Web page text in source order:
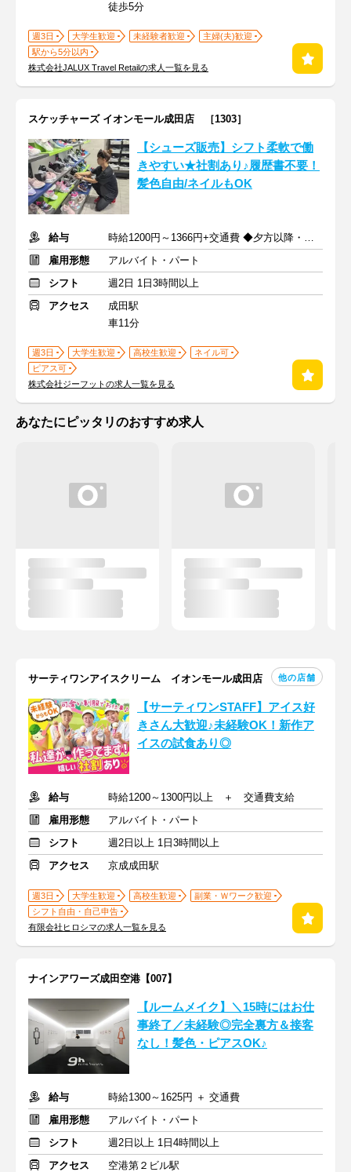
徒歩5分
週3日 大学生歓迎 未経験者歓迎
主婦(夫)歓迎
駅から5分以内
株式会社JALUX Travel Retailの求人一覧を見る
スケッチャーズ イオンモール成田店 ［1303］
【シューズ販売】シフト柔軟で働
きやすい★社割あり♪履歴書不要！
髪色自由/ネイルもOK
給与
時給1200円～1366円+交通費 ◆夕方以降・日祝加給あり！
雇用形態
アルバイト・パート
シフト
週2日 1日3時間以上
アクセス
成田駅
車11分
週3日 大学生歓迎 高校生歓迎
ネイル可
ピアス可
株式会社ジーフットの求人一覧を見る
あなたにピッタリのおすすめ求人
サーティワンアイスクリーム イオンモール成田店 他の店舗
【サーティワンSTAFF】アイス好
きさん大歓迎♪未経験OK！新作ア
イスの試食あり◎
給与
時給1200～1300円以上 ＋ 交通費支給
雇用形態
アルバイト・パート
シフト
週2日以上 1日3時間以上
アクセス
京成成田駅
週3日 大学生歓迎 高校生歓迎
副業・Ｗワーク歓迎
シフト自由・自己申告
有限会社ヒロシマの求人一覧を見る
ナインアワーズ成田空港【007】
【ルームメイク】＼15時にはお仕
事終了／未経験◎完全裏方＆接客
なし！髪色・ピアスOK♪
給与
時給1300～1625円 ＋ 交通費
雇用形態
アルバイト・パート
シフト
週2日以上 1日4時間以上
アクセス
空港第２ビル駅